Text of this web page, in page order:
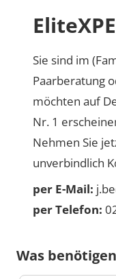
Sie sind im
Paarberatung
möchten auf
Nr. 1
Nehmen Sie
unverbindlich
per E-Mail:
per Telefon:
Was